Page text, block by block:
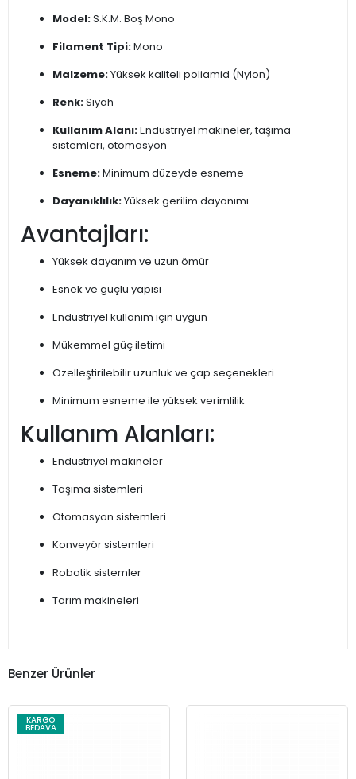
Model:S.K.M. Boş Mono
Filament Tipi:Mono
Malzeme:Yüksek kaliteli poliamid (Nylon)
Renk:Siyah
Kullanım Alanı:Endüstriyel makineler, taşıma
sistemleri, otomasyon
Esneme:Minimum düzeyde esneme
Dayanıklılık:Yüksek gerilim dayanımı
Avantajları:
Yüksek dayanım ve uzun ömür
Esnek ve güçlü yapısı
Endüstriyel kullanım için uygun
Mükemmel güç iletimi
Özelleştirilebilir uzunluk ve çap seçenekleri
Minimum esneme ile yüksek verimlilik
Kullanım Alanları:
Endüstriyel makineler
Taşıma sistemleri
Otomasyon sistemleri
Konveyör sistemleri
Robotik sistemler
Tarım makineleri
Benzer Ürünler
KARGO
BEDAVA